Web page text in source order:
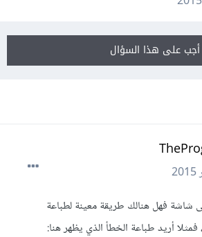
أجب على هذا السؤال
شاشة فهل هنالك طريقة معينة لطباعة
أريد طباعة الخطأ الذي يظهر هنا: